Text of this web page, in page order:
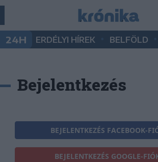
24H ERDÉLYI HÍREK BELFÖLD
Bejelentkezés
BEJELENTKEZÉS FACEBOOK-
BEJELENTKEZÉS GOOGLE-